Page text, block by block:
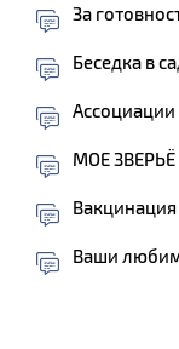
За
Беседка в
МОЕ ЗВЕРЬЁ
Вакцинация
Ваши